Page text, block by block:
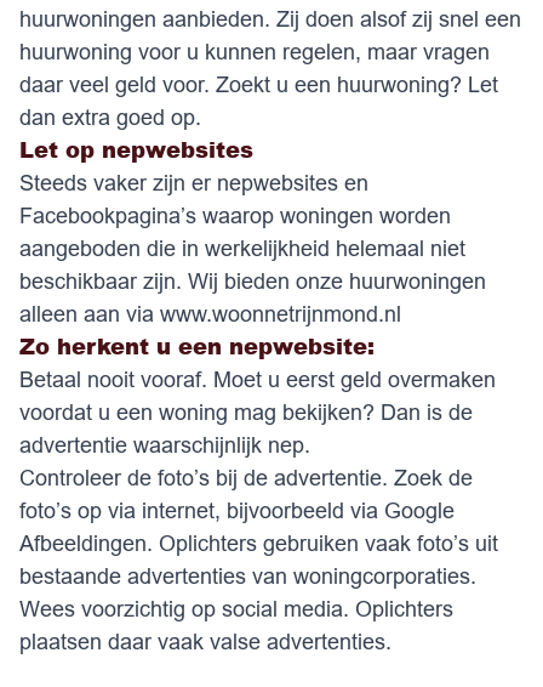
huurwoningen aanbieden. Zij doen alsof zij snel een
huurwoning voor u kunnen regelen, maar vragen
daar veel geld voor. Zoekt u een huurwoning? Let
dan extra goed op.
Let op nepwebsites
Steeds vaker zijn er nepwebsites en
Facebookpagina’s waarop woningen worden
aangeboden die in werkelijkheid helemaal niet
beschikbaar zijn. Wij bieden onze huurwoningen
alleen aan via www.woonnetrijnmond.nl
Zo herkent u een nepwebsite:
Betaal nooit vooraf. Moet u eerst geld overmaken
voordat u een woning mag bekijken? Dan is de
advertentie waarschijnlijk nep.
Controleer de foto’s bij de advertentie. Zoek de
foto’s op via internet, bijvoorbeeld via Google
Afbeeldingen. Oplichters gebruiken vaak foto’s uit
bestaande advertenties van woningcorporaties.
Wees voorzichtig op social media. Oplichters
plaatsen daar vaak valse advertenties.